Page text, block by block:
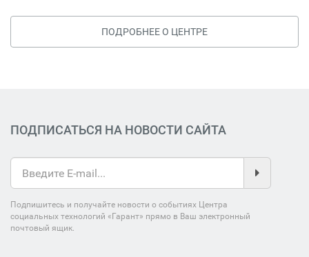
ПОДРОБНЕЕ О ЦЕНТРЕ
ПОДПИСАТЬСЯ НА НОВОСТИ САЙТА
Подпишитесь и получайте новости о событиях Центра
социальных технологий «Гарант» прямо в Ваш электронный
почтовый ящик.